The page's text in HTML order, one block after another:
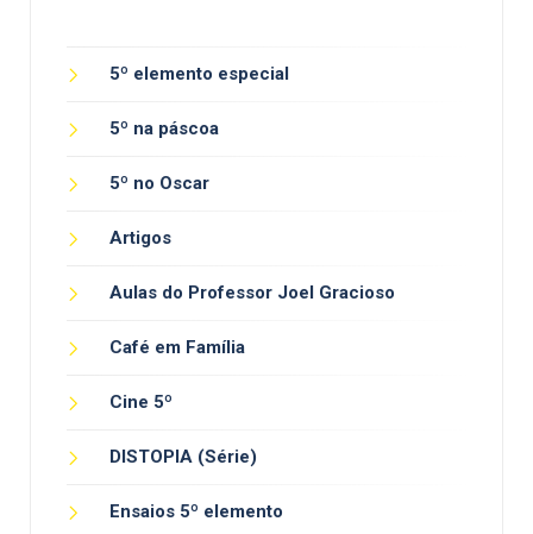
5º elemento especial
5º na páscoa
5º no Oscar
Artigos
Aulas do Professor Joel Gracioso
Café em Família
Cine 5º
DISTOPIA (Série)
Ensaios 5º elemento